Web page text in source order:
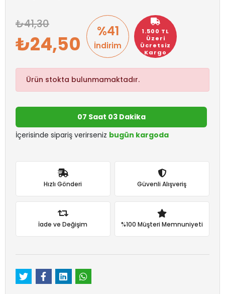
1.500 TL
Üzeri
Ücretsiz
Kargo
%41
İndirim
41,30
24,50
Ürün stokta bulunmamaktadır.
07 Saat 03 Dakika
İçerisinde sipariş verirseniz bugün kargoda
Hızlı Gönderi Güvenli Alışveriş
İade ve Değişim %100 Müşteri Memnuniyeti